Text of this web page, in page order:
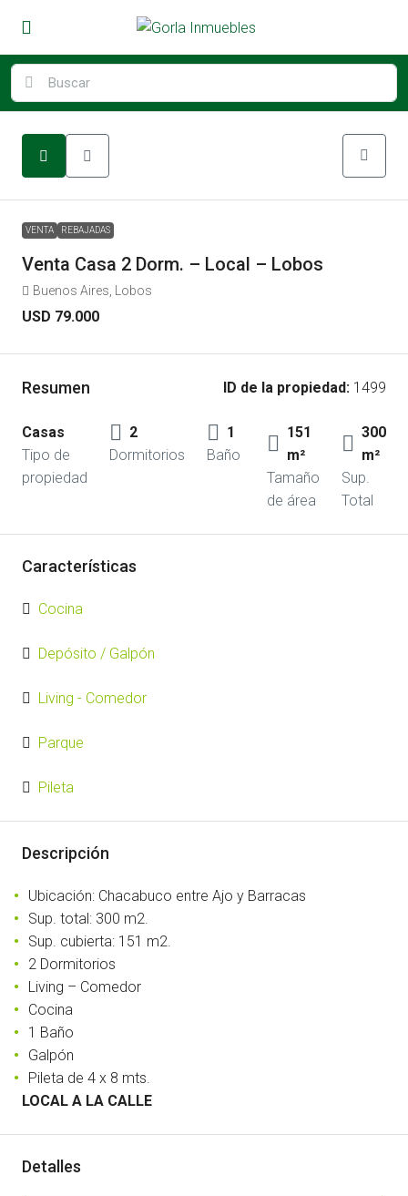
VENTA REBAJADAS
Venta Casa 2 Dorm. – Local – Lobos
Buenos Aires, Lobos
USD 79.000
Resumen ID de la propiedad: 1499
Casas
Tipo de
propiedad
2
Dormitorios
1
Baño
151
m²
Tamaño
de área
300
m²
Sup.
Total
Características
Cocina
Depósito / Galpón
Living - Comedor
Parque
Pileta
Descripción
Ubicación: Chacabuco entre Ajo y Barracas
Sup. total: 300 m2.
Sup. cubierta: 151 m2.
2 Dormitorios
Living – Comedor
Cocina
1 Baño
Galpón
Pileta de 4 x 8 mts.
LOCAL A LA CALLE
Detalles